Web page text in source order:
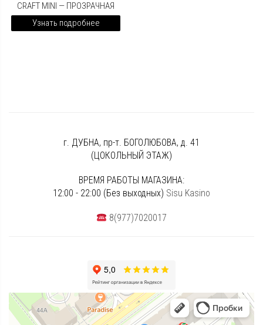
CRAFT MINI — ПРОЗРАЧНАЯ
Узнать подробнее
г. ДУБНА, пр-т. БОГОЛЮБОВА, д. 41
(ЦОКОЛЬНЫЙ ЭТАЖ)
ВРЕМЯ РАБОТЫ МАГАЗИНА:
12:00 - 22:00 (Без выходных) Sisu Kasino
8(977)7020017